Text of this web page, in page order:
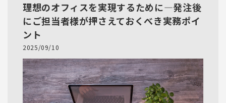
理想のオフィスを実現するために―発注後
にご担当者様が押さえておくべき実務ポイ
ント
2025/09/10